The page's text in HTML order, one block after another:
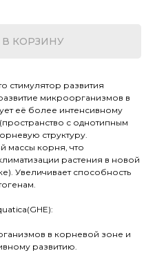
КОРЗИНУ
стимулятор развития
микроорганизмов в
её более интенсивному
с однотипным
структуру.
массы корня, что
растения в новой
Увеличивает способность
в корневой зоне и
развитию.